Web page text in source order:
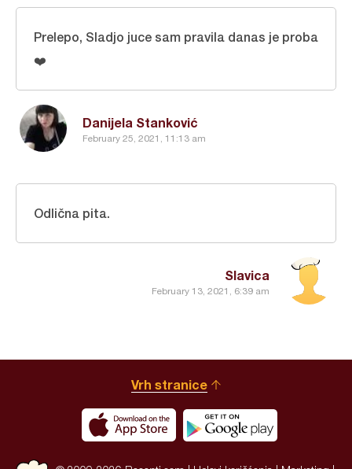
Danijela Stanković
February 25, 2021, 11:13 am
Prelepo, Sladjo juce sam pravila danas je proba
❤️
Slavica
February 13, 2021, 6:39 am
Odlična pita.
Vrh stranice